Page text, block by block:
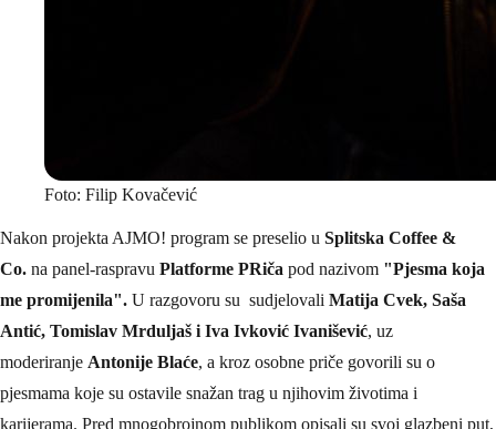
Foto: Filip Kovačević
Nakon projekta AJMO! program se preselio u Splitska Coffee &
Co. na panel-raspravu Platforme PRiča pod nazivom "Pjesma koja
me promijenila". U razgovoru su sudjelovali Matija Cvek, Saša
Antić, Tomislav Mrduljaš i Iva Ivković Ivanišević, uz
moderiranje Antonije Blaće, a kroz osobne priče govorili su o
pjesmama koje su ostavile snažan trag u njihovim životima i
karijerama. Pred mnogobrojnom publikom opisali su svoj glazbeni put,